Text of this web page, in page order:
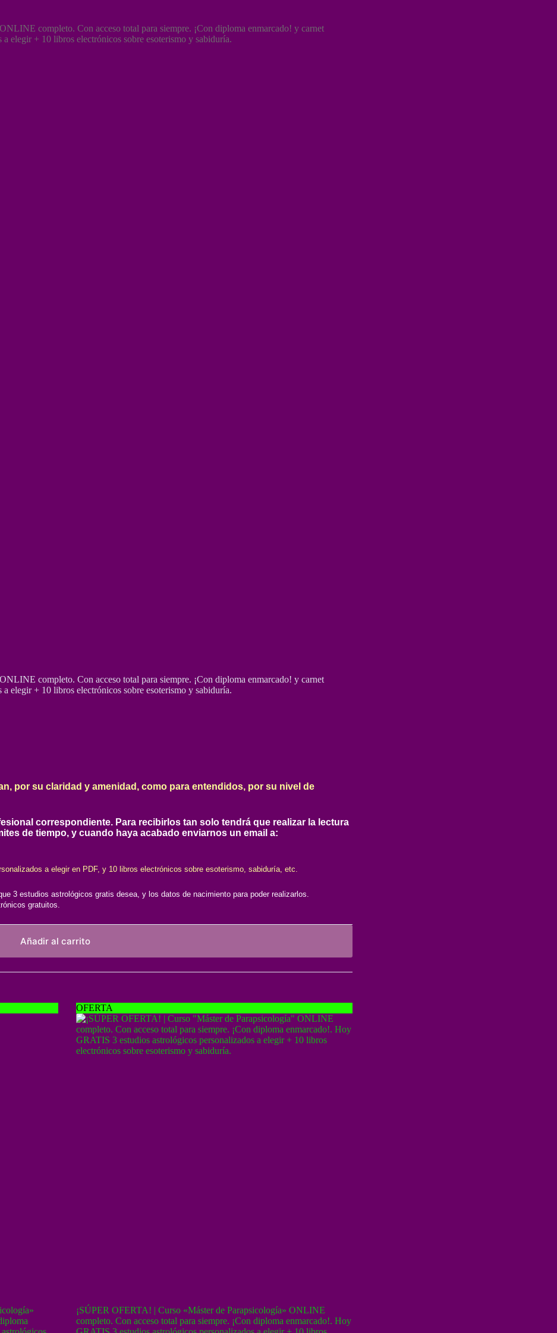
completo. Con acceso total para siempre. ¡Con diploma enmarcado! y carnet
elegir + 10 libros electrónicos sobre esoterismo y sabiduría.
completo. Con acceso total para siempre. ¡Con diploma enmarcado! y carnet
elegir + 10 libros electrónicos sobre esoterismo y sabiduría.
por su claridad y amenidad, como para entendidos, por su nivel de
correspondiente. Para recibirlos tan solo tendrá que realizar la lectura
de tiempo, y cuando haya acabado enviarnos un email a:
a elegir en PDF, y 10 libros electrónicos sobre esoterismo, sabiduría, etc.
3 estudios astrológicos gratis desea, y los datos de nacimiento para poder realizarlos.
gratuitos.
Añadir al carrito
OFERTA
¡SÚPER OFERTA! | Curso «Máster de Parapsicología» ONLINE
completo. Con acceso total para siempre. ¡Con diploma enmarcado!. Hoy